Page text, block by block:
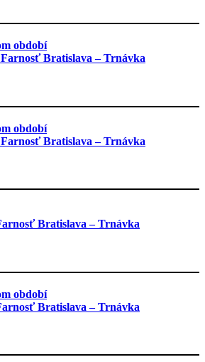
období
Bratislava – Trnávka
období
Bratislava – Trnávka
Bratislava – Trnávka
období
Bratislava – Trnávka